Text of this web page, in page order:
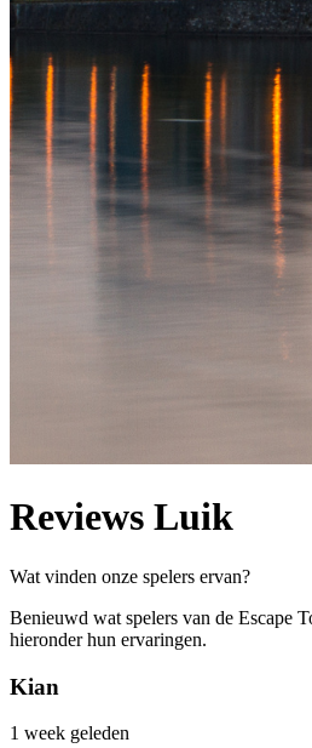
Reviews Luik
Wat vinden onze spelers ervan?
Benieuwd wat spelers van de Escape
hieronder hun ervaringen.
Kian
1 week geleden